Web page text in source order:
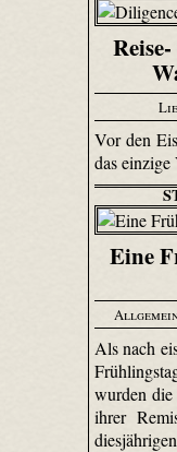
Vor den
das
Eine
Als nach
wurden die
ihrer